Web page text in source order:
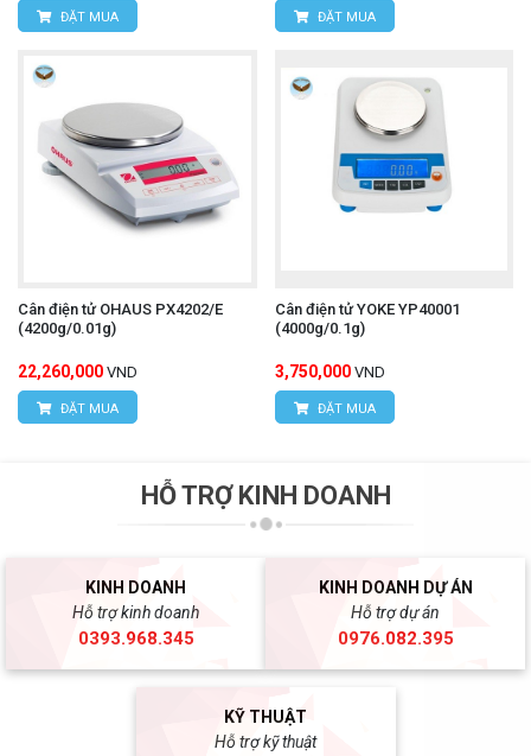
ĐẶT MUA ĐẶT MUA
Cân điện tử OHAUS PX4202/E
(4200g/0.01g)
22,260,000 VND
ĐẶT MUA
Cân điện tử YOKE YP40001
(4000g/0.1g)
3,750,000 VND
ĐẶT MUA
HỖ TRỢ KINH DOANH
KINH DOANH
Hỗ trợ kinh doanh
0393.968.345
KINH DOANH DỰ ÁN
Hỗ trợ dự án
0976.082.395
KỸ THUẬT
Hỗ trợ kỹ thuật